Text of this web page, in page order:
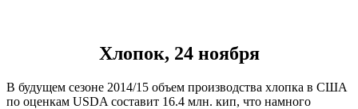
Хлопок, 24 ноября
В будущем сезоне 2014/15 объем производства хлопка в США
по оценкам USDA составит 16.4 млн. кип, что намного